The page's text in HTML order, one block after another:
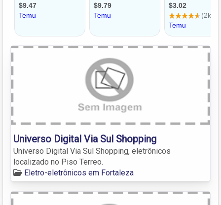
Universo Digital Via Sul Shopping
Universo Digital Via Sul Shopping, eletrônicos
localizado no Piso Terreo.
Eletro-eletrônicos em Fortaleza